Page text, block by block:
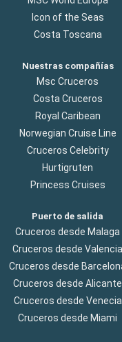
Icon of the Seas
Costa Toscana
Nuestras compañías
Msc Cruceros
Costa Cruceros
Royal Caribean
Norwegian Cruise Line
Cruceros Celebrity
Hurtigruten
Princess Cruises
Puerto de salida
Cruceros desde Malaga
Cruceros desde Valencia
Cruceros desde
Cruceros desde Alicante
Cruceros desde Venecia
Cruceros desde Miami